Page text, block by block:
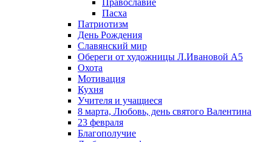
Православие
Пасха
Патриотизм
День Рождения
Славянский мир
Обереги от художницы Л.Ивановой А5
Охота
Мотивация
Кухня
Учителя и учащиеся
8 марта, Любовь, день святого Валентина
23 февраля
Благополучие